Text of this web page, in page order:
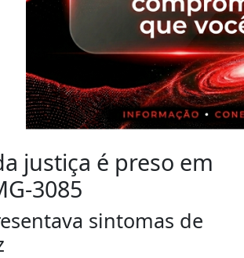
justiça é preso em
3085
sintomas de